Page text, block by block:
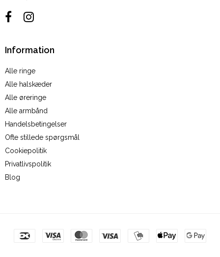
Information
Alle ringe
Alle halskæder
Alle øreringe
Alle armbånd
Handelsbetingelser
Ofte stillede spørgsmål
Cookiepolitik
Privatlivspolitik
Blog